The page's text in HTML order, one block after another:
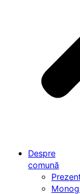
Despre
comună